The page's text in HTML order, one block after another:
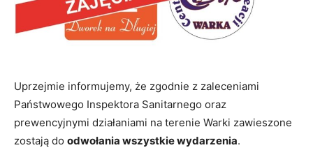
Uprzejmie informujemy, że zgodnie z zaleceniami
Państwowego Inspektora Sanitarnego oraz
prewencyjnymi działaniami na terenie Warki zawieszone
zostają do odwołania wszystkie wydarzenia.